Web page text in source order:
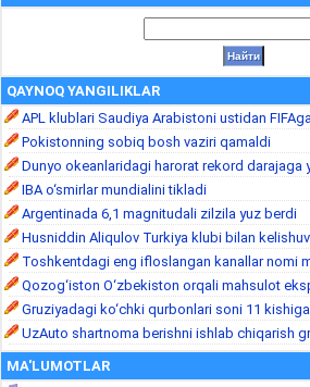
QAYNOQ YANGILIKLAR
APL klublari Saudiya Arabistoni ustidan
Pokistonning sobiq bosh vaziri qamaldi
Dunyo okeanlaridagi harorat rekord darajaga
IBA o‘smirlar mundialini tikladi
Argentinada 6,1 magnitudali zilzila yuz berdi
Husniddin Aliqulov Turkiya klubi bilan
Toshkentdagi eng ifloslangan kanallar nomi
Qozog‘iston O‘zbekiston orqali mahsulot
Gruziyadagi ko‘chki qurbonlari soni 11
UzAuto shartnoma berishni ishlab chiqarish
MA'LUMOTLAR